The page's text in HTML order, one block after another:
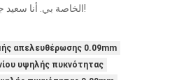
الخاصة بي. أنا سعيد جدًا بهذا المنتج!
απελευθέρωσης 0.09mm
υψηλής πυκνότητας